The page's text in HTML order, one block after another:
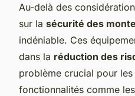
Au-delà des
sur la sécurité des
indéniable. Ces
dans la réduction des
problème crucial pour
fonctionnalités comme